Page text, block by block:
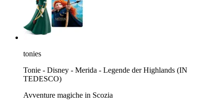
tonies
Tonie - Disney - Merida - Legende der Highlands (IN
TEDESCO)
Avventure magiche in Scozia